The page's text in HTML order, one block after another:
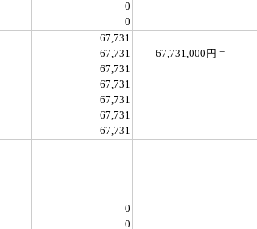
0
0
67,731
67,731 67,731,000円 =
67,731
67,731
67,731
67,731
67,731
0
0